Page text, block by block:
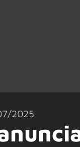
2025